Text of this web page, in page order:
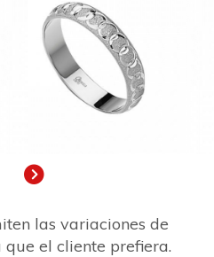
AnteriorSiguiente
las variaciones de
el cliente prefiera.